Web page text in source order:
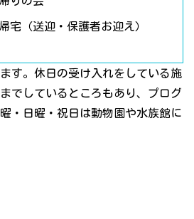
宅（送迎・保護者お迎え）
す。休日の受け入れをしている施
でしているところもあり、プログ
・日曜・祝日は動物園や水族館に